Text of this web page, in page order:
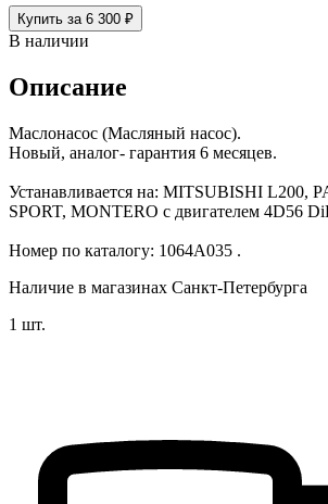
Купить за 6 300 ₽
В наличии
Описание
Маслонасос (Масляный насос).
Новый, аналог- гарантия 6 месяцев.
Устанавливается на: MITSUBISHI L200,
SPORT, MONTERO с двигателем 4D56
Номер по каталогу: 1064A035 .
Наличие в магазинах Санкт-Петербурга
1 шт.